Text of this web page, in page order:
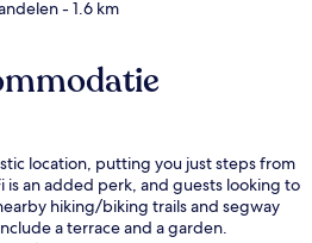
- 1.6 km
location, putting you just steps from
is an added perk, and guests looking to
hiking/biking trails and segway
a terrace and a garden.